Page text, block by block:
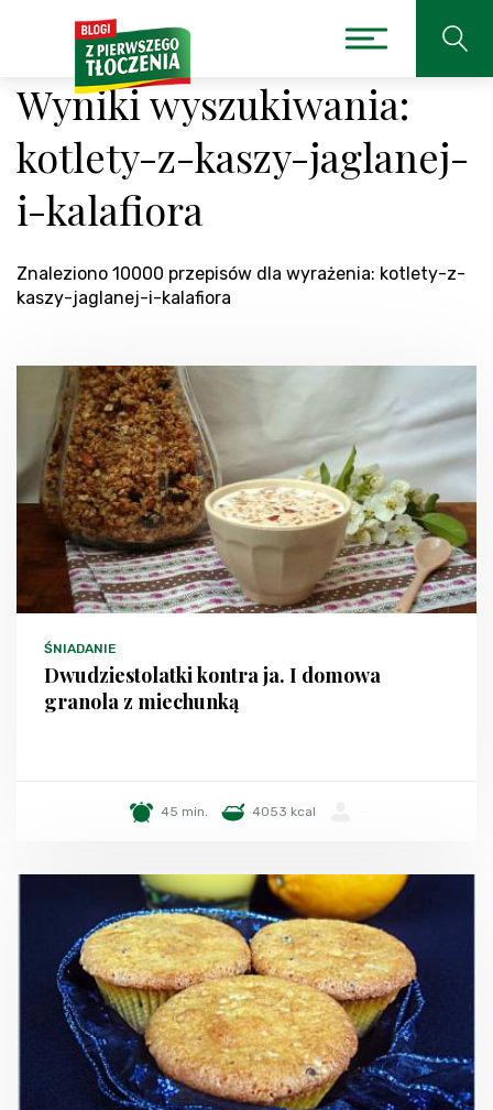
Wyniki wyszukiwania:
kotlety-z-kaszy-jaglanej-
i-kalafiora
Znaleziono 10000 przepisów dla wyrażenia: kotlety-z-
kaszy-jaglanej-i-kalafiora
ŚNIADANIE
Dwudziestolatki kontra ja. I domowa
granola z miechunką
45 min. 4053 kcal